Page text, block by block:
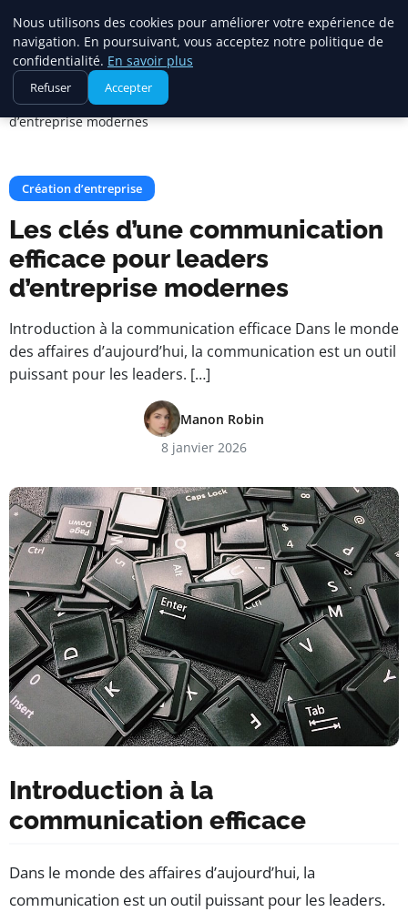
Maadi Gazette
Accueil
Création d’entreprise
Les clés d’une communication efficace pour leaders
d’entreprise modernes
Création d’entreprise
Les clés d’une communication
efficace pour leaders
d’entreprise modernes
Introduction à la communication efficace Dans le monde
des affaires d’aujourd’hui, la communication est un outil
puissant pour les leaders. […]
Manon Robin
8 janvier 2026
Introduction à la
communication efficace
Dans le monde des affaires d’aujourd’hui, la
communication est un outil puissant pour les leaders.
Nous utilisons des cookies pour améliorer votre expérience de
navigation. En poursuivant, vous acceptez notre politique de
confidentialité. En savoir plus
Refuser Accepter